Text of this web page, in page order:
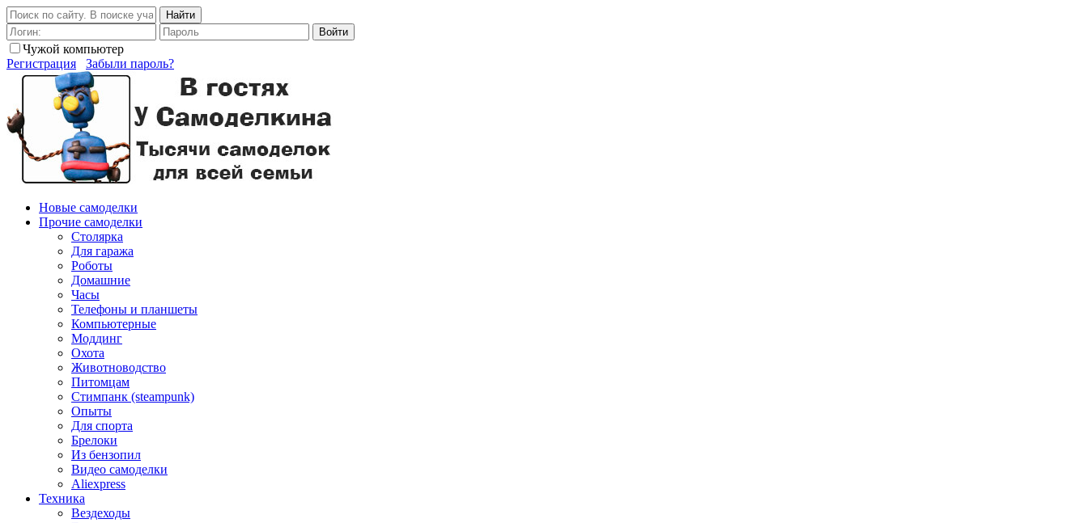
Найти
Войти
Чужой компьютер
Регистрация
Забыли пароль?
Новые самоделки
Прочие самоделки
Столярка
Для гаража
Роботы
Домашние
Часы
Телефоны и планшеты
Компьютерные
Моддинг
Охота
Животноводство
Питомцам
Стимпанк (steampunk)
Опыты
Для спорта
Брелоки
Из бензопил
Видео самоделки
Aliexpress
Техника
Вездеходы